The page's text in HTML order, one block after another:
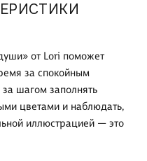
от Lori поможет
за спокойным
шагом заполнять
цветами и наблюдать,
иллюстрацией — это